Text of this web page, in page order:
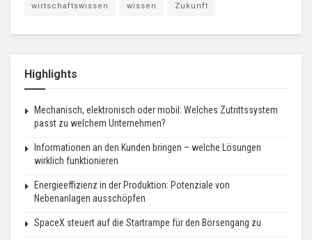
wirtschaftswissen wissen Zukunft
Highlights
Mechanisch, elektronisch oder mobil: Welches Zutrittssystem
passt zu welchem Unternehmen?
Informationen an den Kunden bringen – welche Lösungen
wirklich funktionieren
Energieeffizienz in der Produktion: Potenziale von
Nebenanlagen ausschöpfen
SpaceX steuert auf die Startrampe für den Börsengang zu